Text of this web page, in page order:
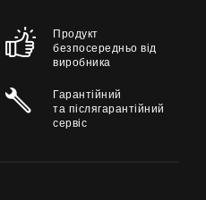
Продукт
безпосередньо від
виробника
Гарантійний
та післягарантійний
сервіс